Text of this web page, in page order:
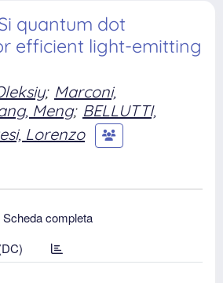
quantum dot
efficient light-emitting
; Marconi,
Meng; BELLUTTI,
Lorenzo
Scheda completa